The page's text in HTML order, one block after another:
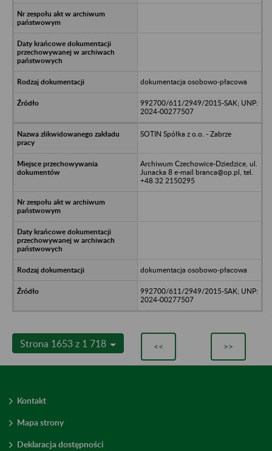
dokumentacja osobowo-płacowa
992700/611/2949/2015-SAK; UNP:
2024-00277507
SOTIN Spółka z o.o. - Zabrze
Archiwum Czechowice-Dziedzice, ul.
Junacka 8 e-mail branca@op.pl, tel.
+48 32 2150295
dokumentacja osobowo-płacowa
992700/611/2949/2015-SAK; UNP:
2024-00277507
Strona 1653 z 1 718 << >>
Kontakt
Mapa strony
Deklaracja dostępności